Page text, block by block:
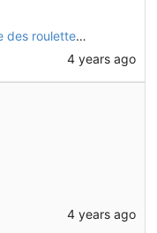
Ajout des rondelles dans l'assemblage des roulettes de stabilisation (tubes décalés de 1mm)
4 years ago
4 years ago